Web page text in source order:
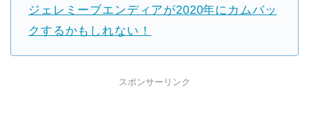
ジェレミーブエンディアが2020年にカムバッ
クするかもしれない！
スポンサーリンク